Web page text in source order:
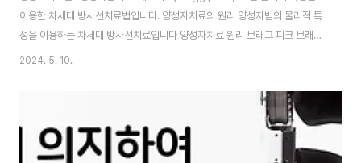
이용한 차세대 방사선치료법입니다. 양성자치료의 원리 양성자빔의 물리적 특
성을 이용하는 차세대 방사선치료입니다 양성자치료 원리 브래그 피크 브래그
피크(Bragg peak)란 양성자의 고유한 특성으로, 양성자빔이 인체 내의 정상
부어 암세포를 죽이고 그 이후로는 방사선 에너지가 급격히 사라지는 것을 말
합니다. ▶유병자보험 알아보러 가기◀ 양성자치료의 특장점 치료효과는 높
이고, 치료 부작용은 최소화하고. 부작용 및 2 차암 위험 감소 암조직에만 정확
하게 고용량 방사선을 조사하여 주변 정상조직에는 방사선 노출을 최소화하여
2024. 5. 10.